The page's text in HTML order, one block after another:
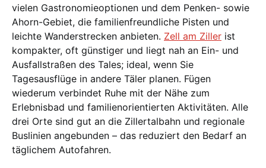
vielen Gastronomieoptionen und dem Penken- sowie
Ahorn-Gebiet, die familienfreundliche Pisten und
leichte Wanderstrecken anbieten. Zell am Ziller ist
kompakter, oft günstiger und liegt nah an Ein- und
Ausfallstraßen des Tales; ideal, wenn Sie
Tagesausflüge in andere Täler planen. Fügen
wiederum verbindet Ruhe mit der Nähe zum
Erlebnisbad und familienorientierten Aktivitäten. Alle
drei Orte sind gut an die Zillertalbahn und regionale
Buslinien angebunden – das reduziert den Bedarf an
täglichem Autofahren.